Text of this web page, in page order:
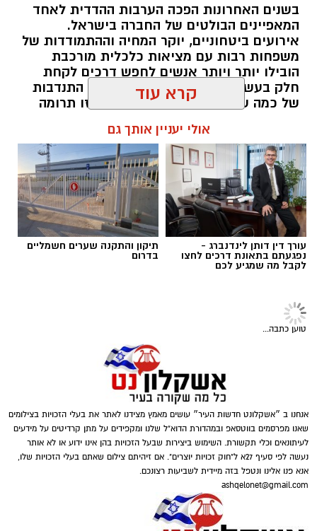
magnific
הבדיקה מבוססת על ניטור תגובות פיזיולוגיות של
הגוף כמו דופק, לחץ דם וקצב נשימה המסייעות
בזיהוי אי התאמות.
ההחלטה על ביצוע בדיקת פוליגרף תלויה בנסיבות
הספציפיות של כל מקרה. היא מתאימה במיוחד
כאשר קיימים חשדות או מחלוקות שדורשות בירור
מעמיק. שילוב של שיטות מקצועיות מבטיח תהליך
אמין וממוקד. בנוסף חשוב לשקול את ההקשר
הרגשי והמשפטי לפני קבלת החלטה.
פוליגרף
ומסייעת בקבלת החלטות מושכלות. תוצאות
מדויקות תלויות גם בניסיון הבודק ובשימוש בציוד
חשוב להבין שהבדיקה אינה מתאימה לכל מצב.
היא דורשת הסכמה מלאה של הנבדק ושיתוף
פעולה כדי להבטיח תוצאות תקפות. מומחי שגב
פוליגרף מדגישים את הצורך בהכנה נכונה לפני
הבדיקה. הכנה זו כוללת הסבר מפורט על השלבים
בשנים האחרונות הפכה הערבות ההדדית לאחד
המאפיינים הבולטים של החברה בישראל.
אירועים ביטחוניים, יוקר המחיה וההתמודדות של
משפחות רבות עם מציאות כלכלית מורכבת
הובילו יותר ויותר אנשים לחפש דרכים לקחת
חלק בעשייה חברתית. עבור חלקם זו התנדבות
של כמה שעות בחודש, עבור אחרים זו תרומה
המשותף לכולם הוא ההבנה שגם פעולה קטנה
יכולה ליצור שינוי משמעותי. עמותות הפועלות
ברחבי הארץ מצליחות לחבר בין הרצון של
הציבור לעזור לבין הצרכים האמיתיים בשטח,
ולהפוך כל תרומה לסיוע שמגיע למי שזקוק לו
בזמן הנכון ובדרך מכבדת.
תוכן שיווקי / 10:04 06.08.26
תרומה לחיילים
קרא עוד
אולי יעניין אותך גם
עורך דין דותן לינדנברג -
נפגעתם בתאונת דרכים לחצו
לקבל מה שמגיע לכם
תיקון והתקנה שערים חשמליים
בדרום
טוען כתבה...
אנחנו ב ״אשקלונט חדשות העיר״ עושים מאמץ מצידנו לאתר את בעלי הזכויות בצילומים
שאנו מפרסמים בווטסאפ ובמהדורת הדוא"ל שלנו ומקפידים על מתן קרדיטים על מידעים
לעיתונאים וכלי תקשורת. השימוש ביצירות שבעל הזכויות בהן אינו ידוע או לא אותר
נעשה לפי סעיף 27א ל"חוק זכויות יוצרים". אם זיהיתם צילום שאתם בעלי הזכויות שלו,
אנא פנו אלינו ונטפל בזה מיידית לשביעות רצונכם.
ashqelonet@gmail.com